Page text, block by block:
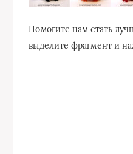
Помогите нам стать
выделите фрагмент и